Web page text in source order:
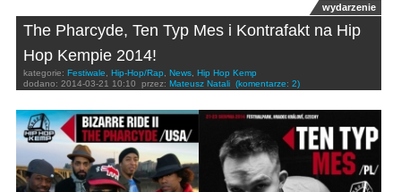
wydarzenie
The Pharcyde, Ten Typ Mes i Kontrafakt na Hip
Hop Kempie 2014!
kategorie: Festiwale Hip-Hop/Rap News Hip Hop Kemp
dodano: 2014-03-21 10:10 przez: Mateusz Natali (komentarze: 2)